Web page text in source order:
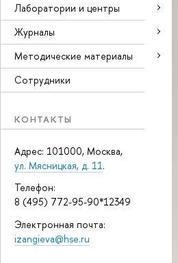
Лаборатории и центры
Журналы
Методические материалы
Сотрудники
КОНТАКТЫ
Адрес: 101000, Москва,
ул. Мясницкая, д. 11.
Телефон:
8 (495) 772-95-90*12349
Электронная почта:
izangieva@hse.ru